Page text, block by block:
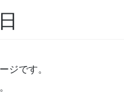
ジです。